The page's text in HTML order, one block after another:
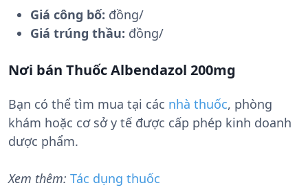
Giá công bố: đồng/
Giá trúng thầu: đồng/
Nơi bán Thuốc Albendazol 200mg
Bạn có thể tìm mua tại các nhà thuốc, phòng
khám hoặc cơ sở y tế được cấp phép kinh doanh
dược phẩm.
Xem thêm: Tác dụng thuốc